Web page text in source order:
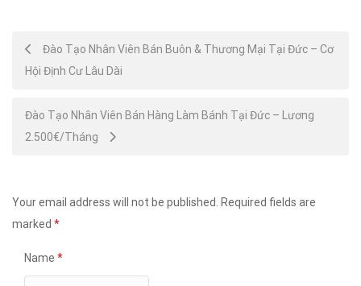
Post
navigation
Đào Tạo Nhân Viên Bán Buôn & Thương Mại Tại Đức – Cơ
Hội Định Cư Lâu Dài
Đào Tạo Nhân Viên Bán Hàng Làm Bánh Tại Đức – Lương
2.500€/Tháng
Your email address will not be published.
Required fields are
marked *
Name *